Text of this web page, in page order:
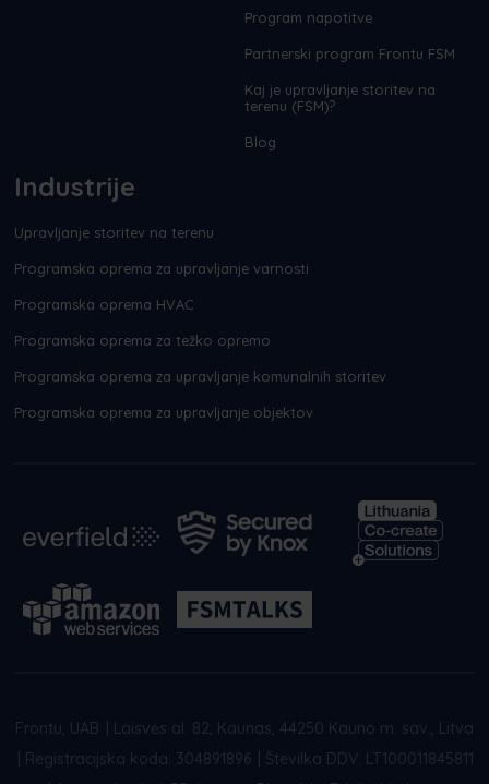
Program napotitve
Partnerski program Frontu FSM
Kaj je upravljanje storitev na
terenu (FSM)?
Blog
Industrije
Upravljanje storitev na terenu
Programska oprema za upravljanje varnosti
Programska oprema HVAC
Programska oprema za težko opremo
Programska oprema za upravljanje komunalnih storitev
Programska oprema za upravljanje objektov
Frontu, UAB
Laisvės al. 82, Kaunas, 44250 Kauno m. sav., Litva
Registracijska koda: 304891896
Številka DDV: LT100011845811